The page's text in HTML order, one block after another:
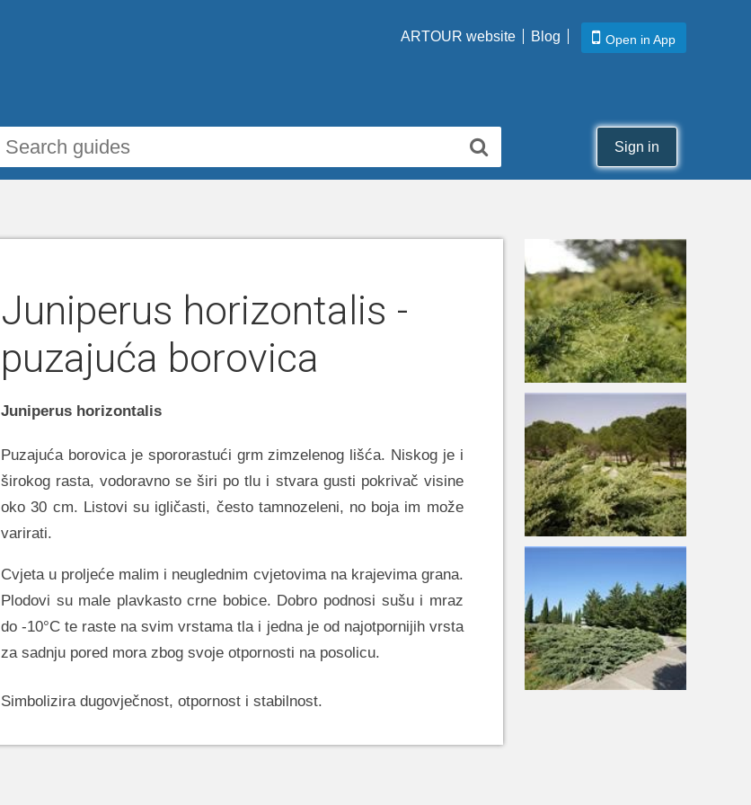
ARTOUR website Blog Open in App
Sign in
Juniperus horizontalis -
puzajuća borovica
Juniperus horizontalis
Puzajuća borovica je spororastući grm zimzelenog lišća. Niskog je i
širokog rasta, vodoravno se širi po tlu i stvara gusti pokrivač visine
oko 30 cm. Listovi su igličasti, često tamnozeleni, no boja im može
varirati.
Cvjeta u proljeće malim i neuglednim cvjetovima na krajevima grana.
Plodovi su male plavkasto crne bobice. Dobro podnosi sušu i mraz
do -10°C te raste na svim vrstama tla i jedna je od najotpornijih vrsta
za sadnju pored mora zbog svoje otpornosti na posolicu.
Simbolizira dugovječnost, otpornost i stabilnost.